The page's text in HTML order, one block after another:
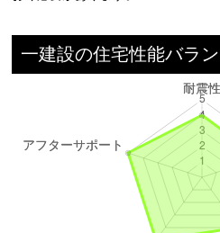
一建設の住宅性能バラ